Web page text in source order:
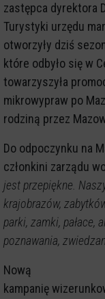
zastępca dyrektora
Turystyki urzędu
otworzyły dziś
które odbyło się w
towarzyszyła
mikrowypraw po
rodziną przez
Do odpoczynku na
członkini zarządu
jest przepiękne.
krajobrazów,
parki, zamki, pałace,
poznawania,
Nową
kampanię